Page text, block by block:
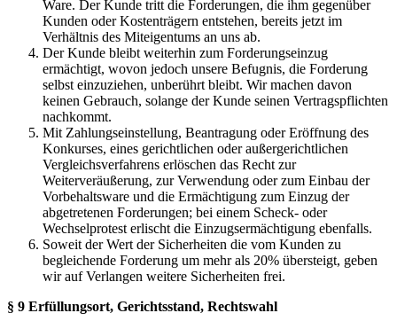
Ware. Der Kunde tritt die Forderungen, die ihm gegenüber
Kunden oder Kostenträgern entstehen, bereits jetzt im
Verhältnis des Miteigentums an uns ab.
Der Kunde bleibt weiterhin zum Forderungseinzug
ermächtigt, wovon jedoch unsere Befugnis, die Forderung
selbst einzuziehen, unberührt bleibt. Wir machen davon
keinen Gebrauch, solange der Kunde seinen Vertragspflichten
nachkommt.
Mit Zahlungseinstellung, Beantragung oder Eröffnung des
Konkurses, eines gerichtlichen oder außergerichtlichen
Vergleichsverfahrens erlöschen das Recht zur
Weiterveräußerung, zur Verwendung oder zum Einbau der
Vorbehaltsware und die Ermächtigung zum Einzug der
abgetretenen Forderungen; bei einem Scheck- oder
Wechselprotest erlischt die Einzugsermächtigung ebenfalls.
Soweit der Wert der Sicherheiten die vom Kunden zu
begleichende Forderung um mehr als 20% übersteigt, geben
wir auf Verlangen weitere Sicherheiten frei.
§ 9 Erfüllungsort, Gerichtsstand, Rechtswahl